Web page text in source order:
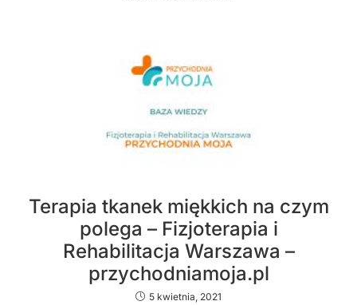
Terapia tkanek miękkich na czym
polega – Fizjoterapia i
Rehabilitacja Warszawa –
przychodniamoja.pl
5 kwietnia, 2021